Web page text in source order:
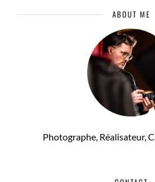
ABOUT ME
Photographe, Réalisateur,